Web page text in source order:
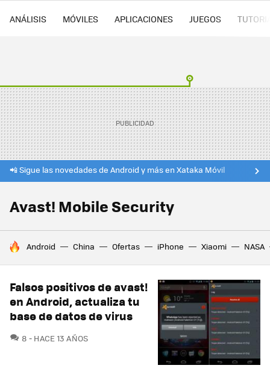
ANÁLISIS MÓVILES APLICACIONES JUEGOS
📲 Sigue las novedades de Android y más en Xataka Móvil
Avast! Mobile Security
HOY SE HABLA DE
Android China Ofertas iPhone Xiaomi NASA
Falsos positivos de avast!
en Android, actualiza tu
base de datos de virus
8 COMENTARIOS
HACE 13 AÑOS